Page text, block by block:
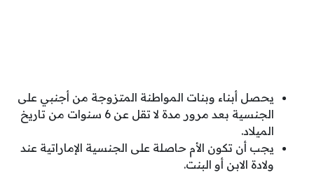
يحصل أبناء وبنات المواطنة المتزوجة من أجنبي على
الجنسية بعد مرور مدة لا تقل عن 6 سنوات من تاريخ
الميلاد.
يجب أن تكون الأم حاصلة على الجنسية الإماراتية عند
ولادة الابن أو البنت.